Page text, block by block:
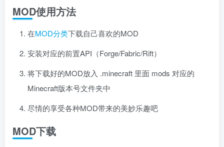
MOD使用方法
在MOD分类下载自己喜欢的MOD
安装对应的前置API（Forge/Fabric/Rift）
将下载好的MOD放入 .minecraft 里面 mods 对应的
Minecraft版本号文件夹中
尽情的享受各种MOD带来的美妙乐趣吧
MOD下载